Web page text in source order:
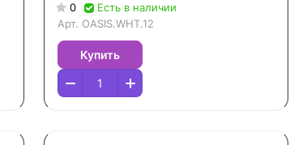
0
Есть в наличии
Арт. OASIS.WHT.12
Купить